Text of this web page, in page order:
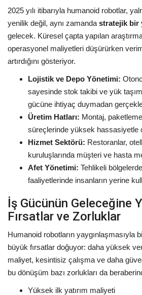
2025 yılı itibarıyla humanoid robotlar,
yenilik değil, aynı zamanda stratejik bir
gelecek. Küresel çapta yapılan
operasyonel maliyetleri düşürürken
artırdığını gösteriyor.
Lojistik ve Depo Yönetimi:
sayesinde stok takibi ve yük
gücüne ihtiyaç duymadan
Üretim Hatları: Montaj,
süreçlerinde yüksek hassasiyetle
Hizmet Sektörü: Restoranlar,
kuruluşlarında müşteri ve hasta
Afet Yönetimi: Tehlikeli
faaliyetlerinde insanların yerine
İş Gücünün Geleceğine
Fırsatlar ve Zorluklar
Humanoid robotların yaygınlaşmasıyla
büyük fırsatlar doğuyor: daha yüksek
maliyet, kesintisiz çalışma ve daha
bu dönüşüm bazı zorlukları da
Yüksek ilk yatırım maliyeti